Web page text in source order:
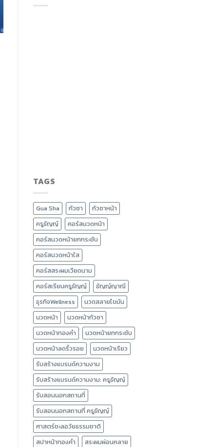
TAGS
Gua Sha กัวซา
กัวซาหน้า
ครูธัญญ์
คอร์สนวดหน้า
คอร์สนวดหน้ายกกระชับ
คอร์สนวดหน้าใส
คอร์สสระผมเวียดนาม
คอร์สเรียนครูธัญญ์
ธัญญ์ญาณี
ธุรกิจWellness
นวดสลายไขมัน
นวดหน้า
นวดหน้ากัวซา
นวดหน้าทองคำ
นวดหน้ายกกระชับ
นวดหน้าลดริ้วรอย
นวดหน้าเรียว
รับสร้างแบรนด์ความงาม
รับสร้างแบรนด์ความงาม: ครูธัญญ์
รับสอนนอกสถานที่
รับสอนนอกสถานที่ ครูธัญญ์
ศาสตร์ชะลอวัยธรรมชาติ
สปาหน้าทองคำ
สระผมผ่อนคลาย